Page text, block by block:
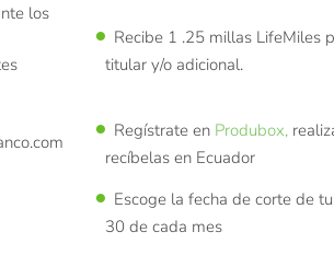
los
Recibe 1 .25 millas LifeMiles
titular y/o adicional.
Regístrate en Produbox,
recíbelas en Ecuador
Escoge la fecha de corte de
30 de cada mes